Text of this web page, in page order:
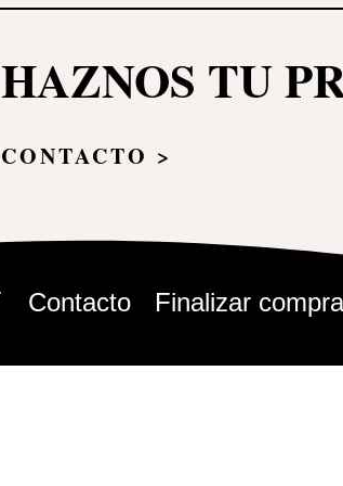
HAZNOS TU
CONTACTO >
Contacto Finalizar compra